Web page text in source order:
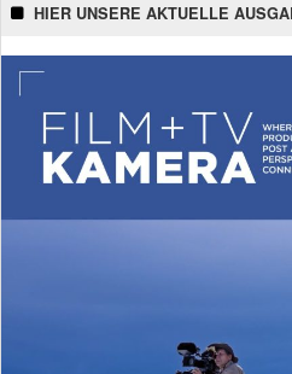
HIER UNSERE AKTUELLE